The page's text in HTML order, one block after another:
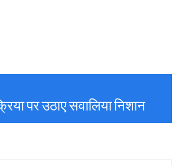
पर उठाए सवालिया निशान